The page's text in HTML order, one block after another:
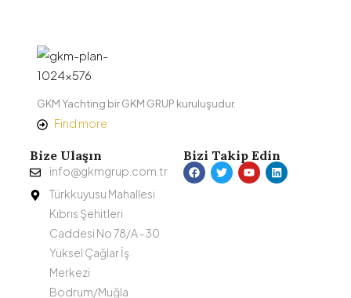
GKM Yachting bir GKM GRUP kuruluşudur.
Find more
Bize Ulaşın
info@gkmgrup.com.tr
Türkkuyusu Mahallesi
Kıbrıs Şehitleri
Caddesi No 78/A -30
Yüksel Çağlar İş
Merkezi
Bodrum/Muğla
Bizi Takip Edin